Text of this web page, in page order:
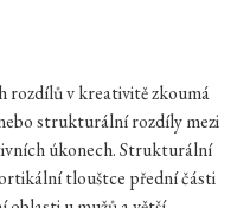
rozdílů v kreativitě zkoumá
strukturální rozdíly mezi
úkonech. Strukturální
tlouštce přední části